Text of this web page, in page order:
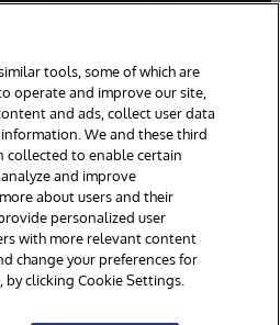
Boston, MA. Alle Rechte
Erklärung zum Datenschutz
Barrierefreiheit
tools, some of which are
operate and improve our site,
and ads, collect user data
We and these third
collected to enable certain
and improve
about users and their
personalized user
with more relevant content
change your preferences for
clicking Cookie Settings.